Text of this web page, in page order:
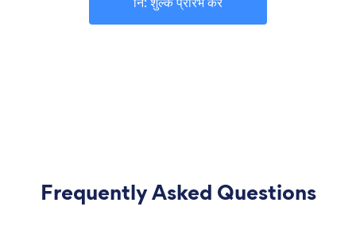
Frequently Asked Questions